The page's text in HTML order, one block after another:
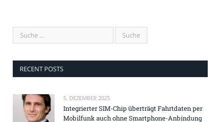
RECENT POSTS
5. DEZEMBER 2025
Integrierter SIM-Chip überträgt Fahrtdaten per
Mobilfunk auch ohne Smartphone-Anbindung